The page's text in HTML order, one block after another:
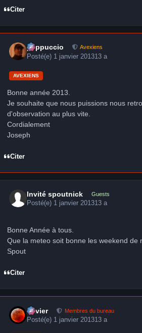
Citer
peppuccio Avexiens
Posté(e) 1 janvier 201313 a
AVEXIENS
Bonne année 2013.
Je souhaite que nous puissions nous
d'observation au plus vite.
Cordialement
Joseph
Citer
Invité spoutnick Guests
Posté(e) 1 janvier 201313 a
Bonne Année à tous.
Que la meteo soit bonne les weekend de
Spout
Citer
Xavier Membres du bureau
Posté(e) 1 janvier 201313 a